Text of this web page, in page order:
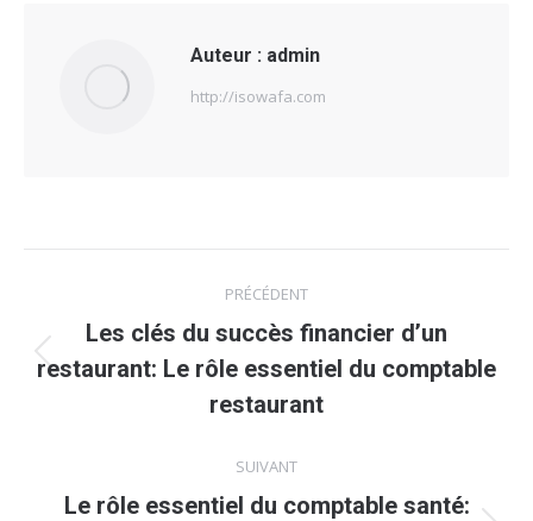
Auteur : admin
http://isowafa.com
article
PRÉCÉDENT
Article
précédent
Les clés du succès financier d’un
restaurant: Le rôle essentiel du comptable
restaurant
SUIVANT
Le rôle essentiel du comptable santé: